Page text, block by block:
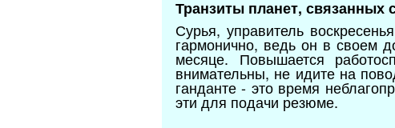
Транзиты планет, связанных
Сурья, управитель
гармонично, ведь он в своем
месяце. Повышается
внимательны, не идите на
ганданте - это время
эти для подачи резюме.